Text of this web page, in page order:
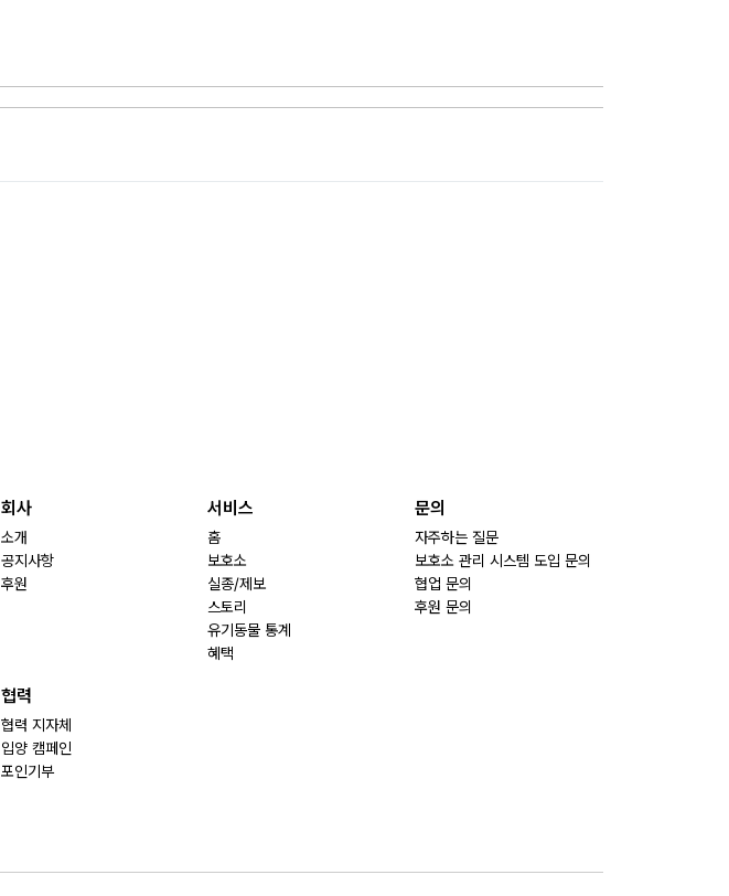
회사
소개
공지사항
후원
서비스
홈
보호소
실종/제보
스토리
유기동물 통계
혜택
문의
자주하는 질문
보호소 관리 시스템 도입 문의
협업 문의
후원 문의
협력
협력 지자체
입양 캠페인
포인기부